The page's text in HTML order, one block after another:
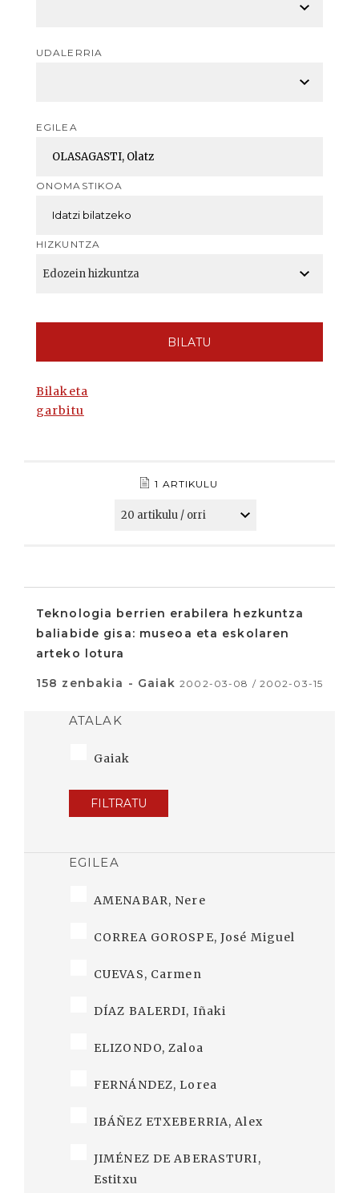
UDALERRIA
EGILEA
ONOMASTIKOA
HIZKUNTZA
BILATU
Bilaketa
garbitu
1 ARTIKULU
Teknologia berrien erabilera hezkuntza
baliabide gisa: museoa eta eskolaren
arteko lotura
158 zenbakia - Gaiak 2002-03-08 / 2002-03-15
ATALAK
Gaiak
FILTRATU
EGILEA
AMENABAR, Nere
CORREA GOROSPE, José Miguel
CUEVAS, Carmen
DÍAZ BALERDI, Iñaki
ELIZONDO, Zaloa
FERNÁNDEZ, Lorea
IBÁÑEZ ETXEBERRIA, Alex
JIMÉNEZ DE ABERASTURI,
Estitxu